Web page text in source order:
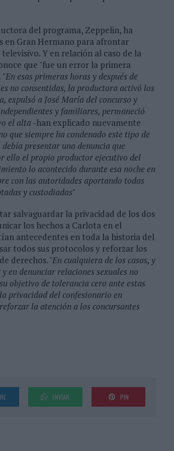
del programa, Zeppelin, ha
en Gran Hermano para afrontar
Y en relación al caso de la
que "fue un error la primera
"En esas primeras horas y después de
no consentidas, la productora activó los
expulsó a José María del concurso y
y familiares, permaneció
el alta -han explicado nuevamente
que siempre ha condenado este tipo de
presentar una denuncia que
ello el propio productor ejecutivo del
lo acontecido durante esa noche en
con las autoridades aportando todas
y custodiadas"
salvaguardar la privacidad de los dos
los hechos a Carlota en el
antecedentes en toda la historia del
todos sus protocolos y reforzar los
derechos. "En cualquiera de los casos, y
en denunciar relaciones sexuales no
objetivo de tolerancia cero ante estas
privacidad del confesionario en
la atención a los concursantes
ENVIAR PIN